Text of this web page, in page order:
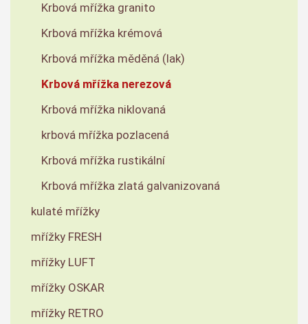
Krbová mřížka granito
Krbová mřížka krémová
Krbová mřížka měděná (lak)
Krbová mřížka nerezová
Krbová mřížka niklovaná
krbová mřížka pozlacená
Krbová mřížka rustikální
Krbová mřížka zlatá galvanizovaná
kulaté mřížky
mřížky FRESH
mřížky LUFT
mřížky OSKAR
mřížky RETRO